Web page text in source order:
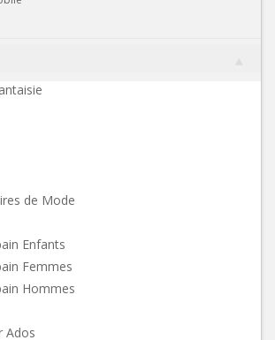
de Mode
Enfants
Femmes
Hommes
Ados